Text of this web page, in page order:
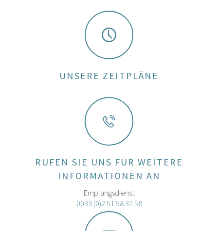
UNSERE ZEITPLÄNE
RUFEN SIE UNS FÜR WEITERE
INFORMATIONEN AN
Empfangsdienst
0033 (0)2 51 58 32 58